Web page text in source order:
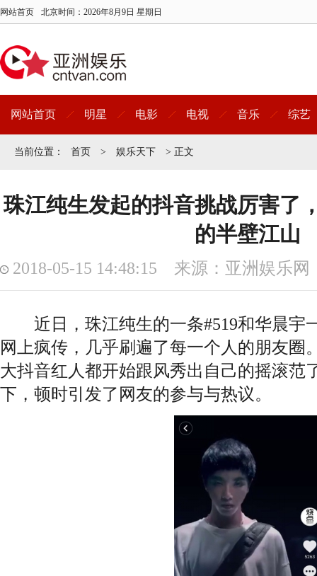
网站首页 北京时间： 2026年8月9日 星期日
网站首页 明星 电影 电视 音乐 综艺
当前位置： 首页 > 娱乐天下 > 正文
珠江纯生发起的抖音挑战厉害了
的半壁江山
2018-05-15 14:48:15 来源：亚洲娱乐网
近日，珠江纯生的一条#519和华晨宇
网上疯传，几乎刷遍了每一个人的朋友圈
大抖音红人都开始跟风秀出自己的摇滚范
下，顿时引发了网友的参与与热议。